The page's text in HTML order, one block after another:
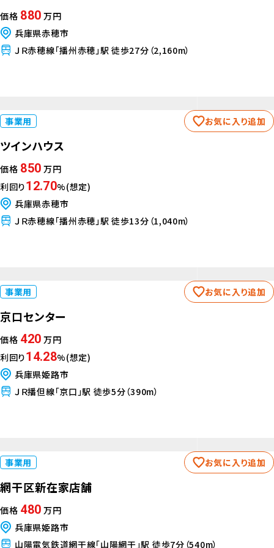
価格 880 万円
兵庫県赤穂市
ＪＲ赤穂線「播州赤穂」駅 徒歩27分（2,160m）
事業用 お気に入り追加
ツインハウス
価格 850 万円
利回り12.70%(想定)
兵庫県赤穂市
ＪＲ赤穂線「播州赤穂」駅 徒歩13分（1,040m）
事業用 お気に入り追加
京口センター
価格 420 万円
利回り14.28%(想定)
兵庫県姫路市
ＪＲ播但線「京口」駅 徒歩5分（390m）
事業用 お気に入り追加
網干区新在家店舗
価格 480 万円
兵庫県姫路市
山陽電気鉄道網干線「山陽網干」駅 徒歩7分（540m）